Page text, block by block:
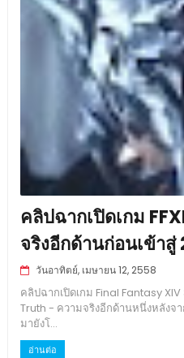
คลิปฉากเปิดเกม
จริงอีกด้านก่อนเข้าสู่
วันอาทิตย์, เมษายน 12, 2558
คลิปฉากเปิดเกม Final Fantasy
Truth - ความจริงอีกด้านหนึ่งหลังจ
มายังโ...
อ่านต่อ